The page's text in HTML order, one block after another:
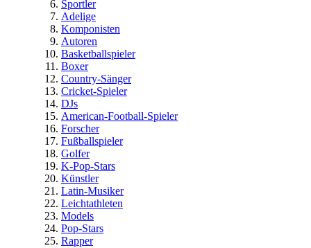
Sportler
Adelige
Komponisten
Autoren
Basketballspieler
Boxer
Country-Sänger
Cricket-Spieler
DJs
American-Football-Spieler
Forscher
Fußballspieler
Golfer
K-Pop-Stars
Künstler
Latin-Musiker
Leichtathleten
Models
Pop-Stars
Rapper